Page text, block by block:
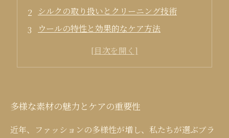
シルクの取り扱いとクリーニング技術
ウールの特性と効果的なケア方法
コットンの扱いと選ぶべきクリーニング方法
多様な素材の魅力とケアの重要性
近年、ファッションの多様性が増し、私たちが選ぶブラ